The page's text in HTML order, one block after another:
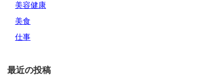
美容健康
美食
仕事
最近の投稿